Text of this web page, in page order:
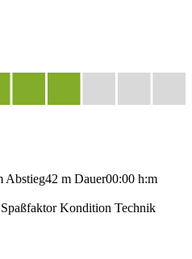
Abstieg42 m Dauer00:00 h:m
Spaßfaktor Kondition Technik